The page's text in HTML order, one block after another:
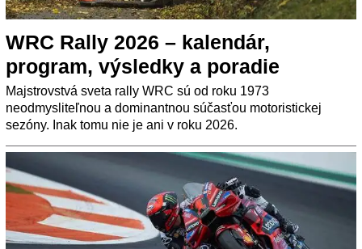
WRC Rally 2026 – kalendár,
program, výsledky a poradie
Majstrovstvá sveta rally WRC sú od roku 1973
neodmysliteľnou a dominantnou súčasťou motoristickej
sezóny. Inak tomu nie je ani v roku 2026.